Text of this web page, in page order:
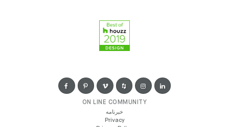
ON LINE COMMUNITY
خبرنامه
Privacy